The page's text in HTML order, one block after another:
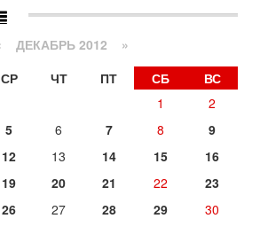
до крайних мер? Разбор и
обозревателя Давида Шарпа
Ирана и США накаляется
Трамп в самый последний момент
нанесении тяжелых ударов
«Аркия» намерен
по субботам!
конфликт.
ДЕКАБРЬ 2012 »
СР ЧТ ПТ СБ
ВС
1
2
5 6 7 8
9
12 13 14 15
16
19 20 21 22
23
26 27 28 29
30